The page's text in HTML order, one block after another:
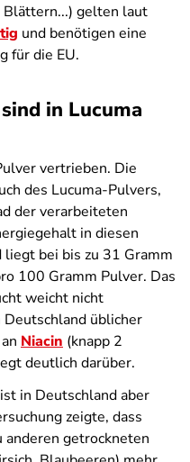
Blättern...) gelten laut
und benötigen eine
für die EU.
in Lucuma
vertrieben. Die
des Lucuma-Pulvers,
der verarbeiteten
in diesen
bei bis zu 31 Gramm
100 Gramm Pulver. Das
weicht nicht
üblicher
Niacin (knapp 2
deutlich darüber.
in Deutschland aber
zeigte, dass
anderen getrockneten